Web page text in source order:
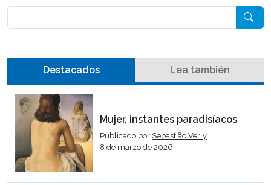
Destacados Lea también
Mujer, instantes paradisíacos
Publicado por Sebastião Verly
8 de marzo de 2026